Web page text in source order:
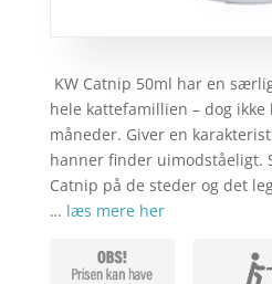
KW Catnip 50ml har en
hele kattefamillien – dog
måneder. Giver en
hanner finder uimodståeligt.
Catnip på de steder og det
… læs mere her